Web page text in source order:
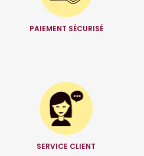
PAIEMENT SÉCURISÉ
SERVICE CLIENT